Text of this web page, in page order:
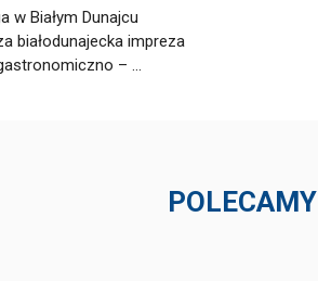
w Białym Dunajcu
białodunajecka impreza
– ...
POLECAMY